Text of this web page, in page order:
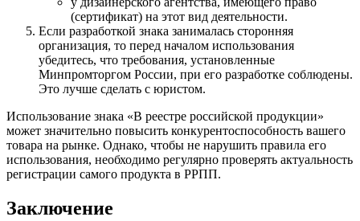
(сертификат) на этот вид деятельности.
Если разработкой знака занималась сторонняя
организация, то перед началом использования
убедитесь, что требования, установленные
Минпромторгом России, при его разработке соблюдены.
Это лучше сделать с юристом.
Использование знака «В реестре российской продукции»
может значительно повысить конкурентоспособность вашего
товара на рынке. Однако, чтобы не нарушить правила его
использования, необходимо регулярно проверять актуальность
регистрации самого продукта в РРПП.
Заключение